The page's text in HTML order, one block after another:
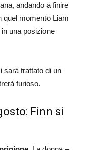
andando a finire
quel momento Liam
una posizione
sarà trattato di un
furioso.
Finn si